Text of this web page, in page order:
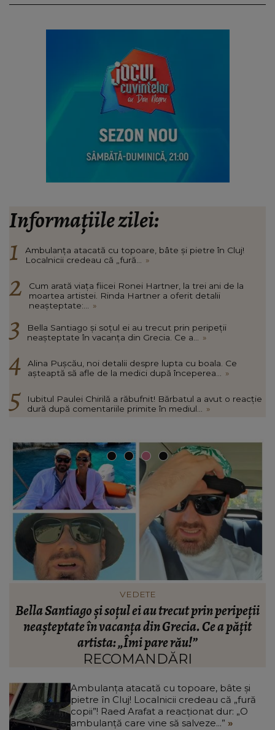
Informațiile zilei:
Ambulanța atacată cu topoare, bâte și pietre în Cluj!
Localnicii credeau că „fură...
»
Cum arată viața fiicei Ronei Hartner, la trei ani de la
moartea artistei. Rinda Hartner a oferit detalii
neașteptate:...
»
Bella Santiago și soțul ei au trecut prin peripeții
neașteptate în vacanța din Grecia. Ce a...
»
Alina Pușcău, noi detalii despre lupta cu boala. Ce
așteaptă să afle de la medici după începerea...
»
Iubitul Paulei Chirilă a răbufnit! Bărbatul a avut o reacție
dură după comentariile primite în mediul...
»
VEDETE
Bella Santiago și soțul ei au trecut prin peripeții
neașteptate în vacanța din Grecia. Ce a pățit
artista: „Îmi pare rău!”
RECOMANDĂRI
Ambulanța atacată cu topoare, bâte și
pietre în Cluj! Localnicii credeau că „fură
copii”! Raed Arafat a reacționat dur: „O
ambulanță care vine să salveze...”